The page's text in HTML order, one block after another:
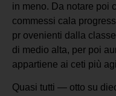
in meno. Da notare poi
commessi cala
pr ovenienti dalla
di medio alta, per poi
appartiene ai ceti più
Quasi tutti — otto su